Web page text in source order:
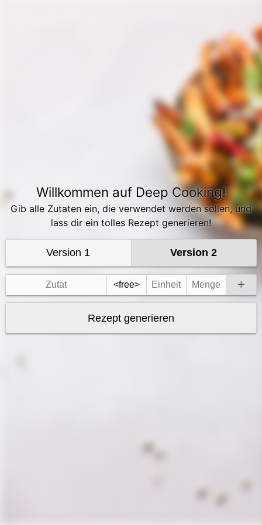
Willkommen auf Deep Cooking!
Gib alle Zutaten ein, die verwendet werden sollen, und
lass dir ein tolles Rezept generieren!
Version 1 Version 2
Rezept generieren